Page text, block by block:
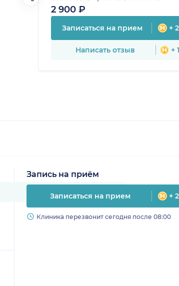
2 900 ₽
Записаться на прием +
Написать отзыв +
Запись на приём
Записаться на прием +
Клиника перезвонит сегодня после 08:00